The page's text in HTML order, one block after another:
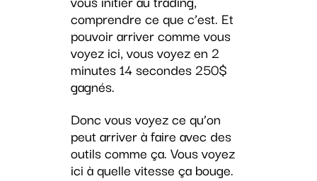
comprendre ce que c’est. Et
pouvoir arriver comme vous
voyez ici, vous voyez en 2
minutes 14 secondes 250$
gagnés.
Donc vous voyez ce qu’on
peut arriver à faire avec des
outils comme ça. Vous voyez
ici à quelle vitesse ça bouge.